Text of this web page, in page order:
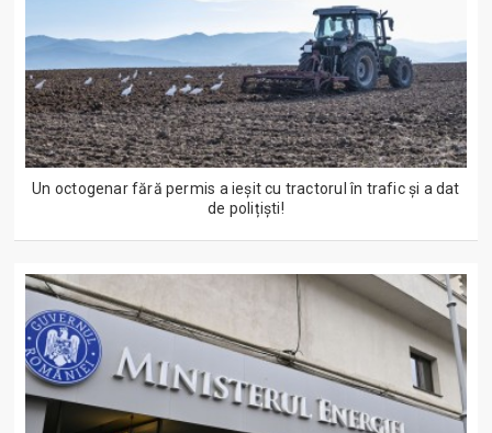
Un octogenar fără permis a ieșit cu tractorul în trafic și a dat
de polițiști!